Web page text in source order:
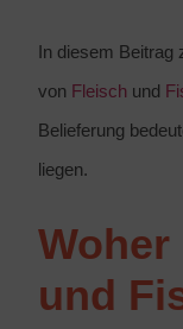
In diesem Beitrag
von Fleisch und
Belieferung
liegen.
und